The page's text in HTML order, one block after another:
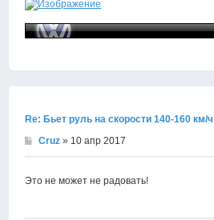
Re: Бьет руль на скорости 140-160 км/ч
Cruz » 10 апр 2017
Это не может не радовать!